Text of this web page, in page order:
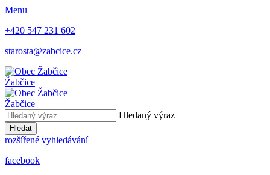
Menu
+420 547 231 602
starosta@zabcice.cz
Žabčice
Žabčice
Hledaný výraz
Hledat
rozšířené vyhledávání
facebook